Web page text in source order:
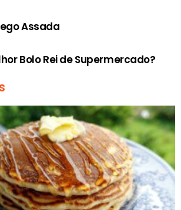
Assada
Bolo Rei de Supermercado?